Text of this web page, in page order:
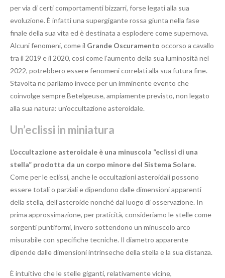
per via di certi comportamenti bizzarri, forse legati alla sua
evoluzione. È infatti una supergigante rossa giunta nella fase
finale della sua vita ed è destinata a esplodere come supernova.
Alcuni fenomeni, come il Grande Oscuramento occorso a cavallo
tra il 2019 e il 2020, così come l’aumento della sua luminosità nel
2022, potrebbero essere fenomeni correlati alla sua futura fine.
Stavolta ne parliamo invece per un imminente evento che
coinvolge sempre Betelgeuse, ampiamente previsto, non legato
alla sua natura: un’occultazione asteroidale.
Un’eclissi in miniatura
L’occultazione asteroidale è una minuscola “eclissi di una
stella” prodotta da un corpo minore del Sistema Solare.
Come per le eclissi, anche le occultazioni asteroidali possono
essere totali o parziali e dipendono dalle dimensioni apparenti
della stella, dell’asteroide nonché dal luogo di osservazione. In
prima approssimazione, per praticità, consideriamo le stelle come
sorgenti puntiformi, invero sottendono un minuscolo arco
misurabile con specifiche tecniche. Il diametro apparente
dipende dalle dimensioni intrinseche della stella e la sua distanza.
È intuitivo che le stelle giganti, relativamente vicine,